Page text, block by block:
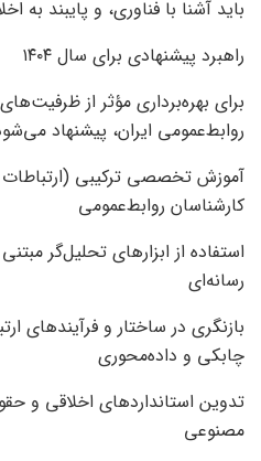
باید آشنا با فناوری، و پایبند به
راهبرد پیشنهادی برای سال ۱۴۰۴
برای بهره‌برداری مؤثر از
روابط‌عمومی ایران، پیشنهاد
آموزش تخصصی ترکیبی (ارتباطات
کارشناسان روابط‌عمومی
رسانه‌ای
بازنگری در ساختار و فرآیندهای
چابکی و داده‌محوری
تدوین استانداردهای اخلاقی و
مصنوعی